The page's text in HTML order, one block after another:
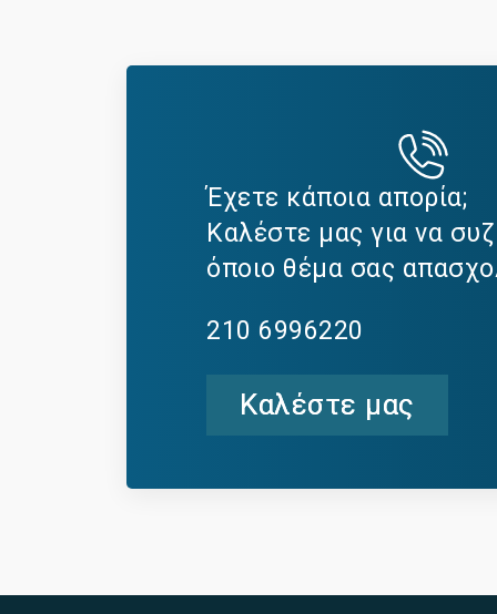
Έχετε κάποια απορία;
Καλέστε μας για να
όποιο θέμα σας
210 6996220
Καλέστε μας